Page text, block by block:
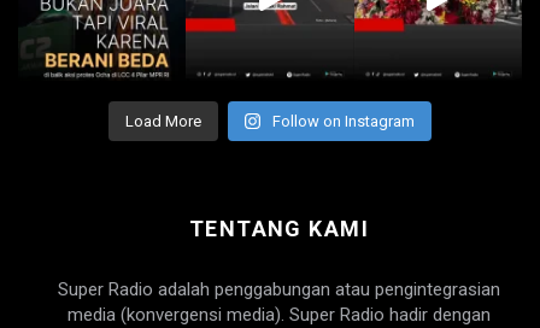
Load More Follow on Instagram
TENTANG KAMI
Super Radio adalah penggabungan atau pengintegrasian
media (konvergensi media). Super Radio hadir dengan